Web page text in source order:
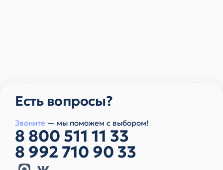
Есть вопросы?
Звоните — мы поможем с выбором!
8 800 511 11 33
8 992 710 90 33